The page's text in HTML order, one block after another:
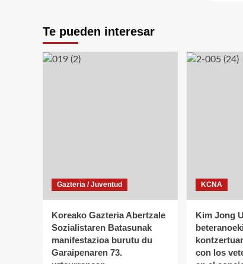
Te pueden interesar
Gazteria / Juventud
Koreako Gazteria Abertzale
Sozialistaren Batasunak
manifestazioa burutu du
Garaipenaren 73.
KCNA
Kim Jong
con los